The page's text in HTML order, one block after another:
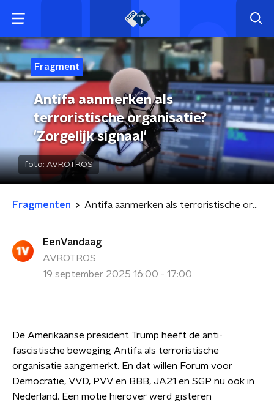
Fragment
Antifa aanmerken als
terroristische organisatie?
'Zorgelijk signaal'
foto: AVROTROS
Fragmenten Antifa aanmerken als terroristische organisatie? 'Zorgelijk signaal'
EenVandaag
AVROTROS
19 september 2025 16:00 - 17:00
De Amerikaanse president Trump heeft de anti-
fascistische beweging Antifa als terroristische
organisatie aangemerkt. En dat willen Forum voor
Democratie, VVD, PVV en BBB, JA21 en SGP nu ook in
Nederland. Een motie hierover werd gisteren